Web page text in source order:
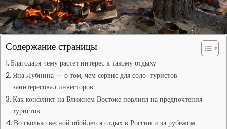
Содержание страницы
Благодаря чему растет интерес к такому отдыху
Яна Лубнина — о том, чем сервис для соло-туристов
заинтересовал инвесторов
Как конфликт на Ближнем Востоке повлиял на предпочтения
туристов
Во сколько весной обойдется отдых в России и за рубежом